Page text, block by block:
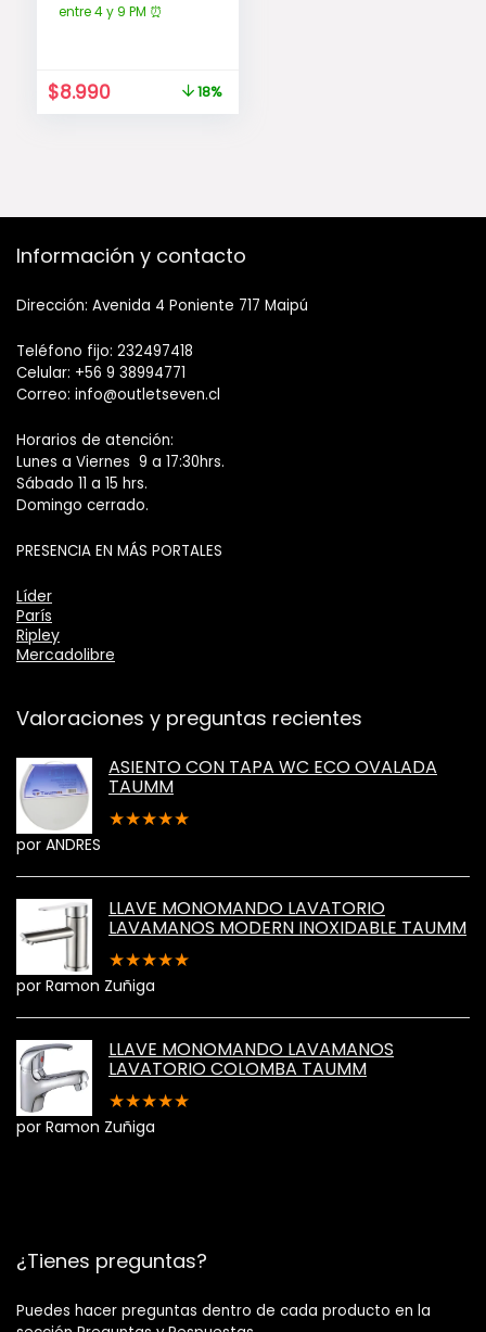
entre 4 y 9 PM ⏰
El
precio
$8.990El
18%
Información y contacto
Dirección: Avenida 4 Poniente 717 Maipú
Teléfono fijo: 232497418
Celular: +56 9 38994771
Correo: info@outletseven.cl
Horarios de atención:
Lunes a Viernes 9 a 17:30hrs.
Sábado 11 a 15 hrs.
Domingo cerrado.
PRESENCIA EN MÁS PORTALES
Líder
París
Ripley
Mercadolibre
Valoraciones y preguntas recientes
ASIENTO CON TAPA WC ECO OVALADA
TAUMM
★★★★★
por ANDRES
LLAVE MONOMANDO LAVATORIO
LAVAMANOS MODERN INOXIDABLE TAUMM
★★★★★
por Ramon Zuñiga
LLAVE MONOMANDO LAVAMANOS
LAVATORIO COLOMBA TAUMM
★★★★★
por Ramon Zuñiga
¿Tienes preguntas?
Puedes hacer preguntas dentro de cada producto en la